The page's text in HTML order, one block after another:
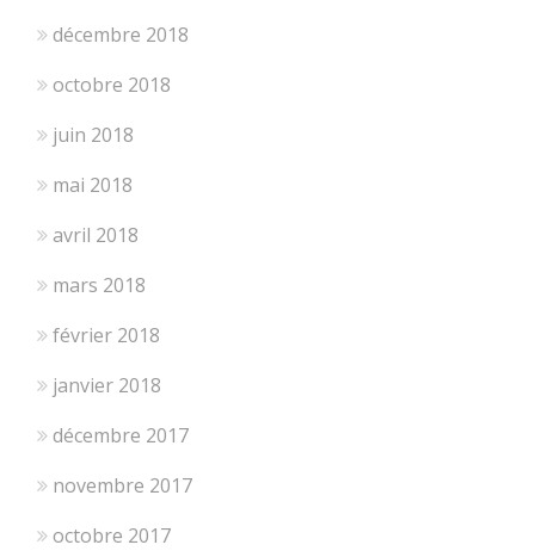
décembre 2018
octobre 2018
juin 2018
mai 2018
avril 2018
mars 2018
février 2018
janvier 2018
décembre 2017
novembre 2017
octobre 2017